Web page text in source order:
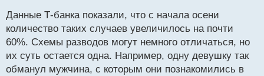
Данные Т-банка показали, что с начала осени
количество таких случаев увеличилось на почти
60%. Схемы разводов могут немного отличаться, но
их суть остается одна. Например, одну девушку так
обманул мужчина, с которым они познакомились в